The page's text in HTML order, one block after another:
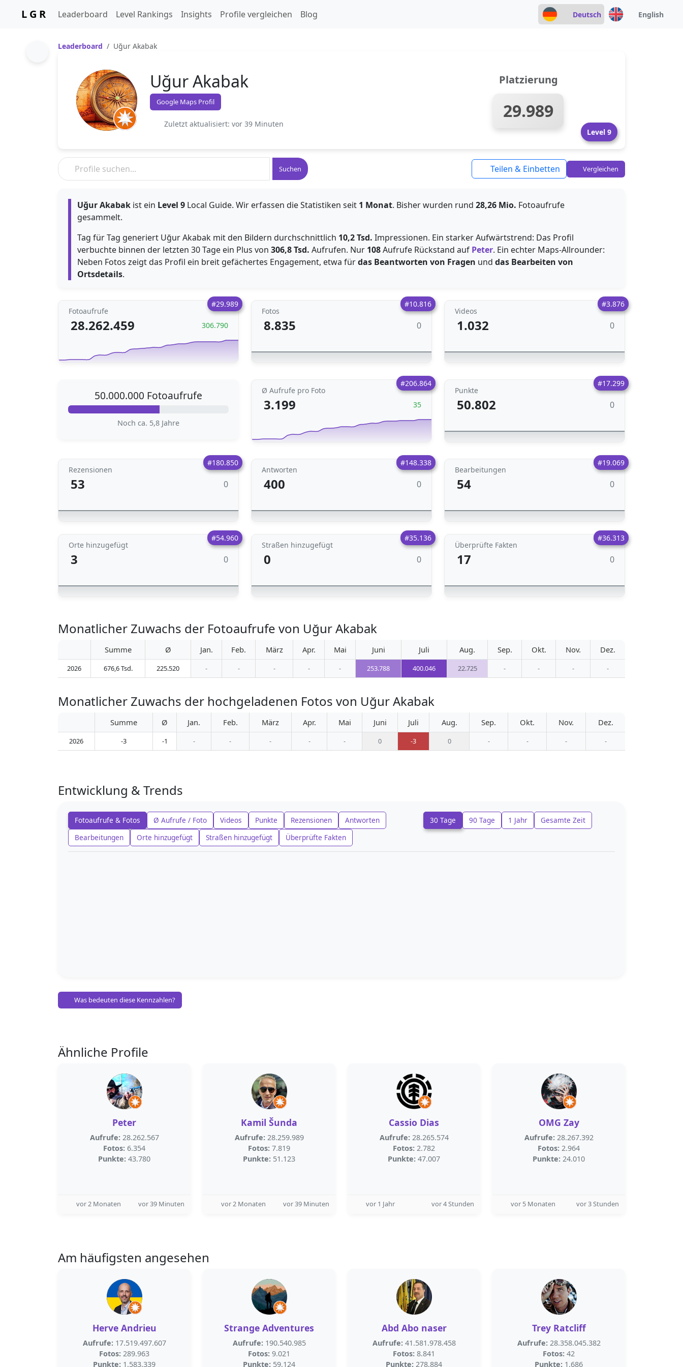
L G R Leaderboard Level Rankings Insights Profile vergleichen Blog Deutsch English
Leaderboard Uğur Akabak
Uğur Akabak
Google Maps Profil
Zuletzt aktualisiert: vor 39 Minuten
Platzierung
29.989
Level 9
Suchen Teilen & Einbetten Vergleichen
Uğur Akabak ist ein Level 9 Local Guide. Wir erfassen die Statistiken seit 1 Monat. Bisher wurden rund 28,26 Mio. Fotoaufrufe
gesammelt.
Tag für Tag generiert Uğur Akabak mit den Bildern durchschnittlich 10,2 Tsd. Impressionen. Ein starker Aufwärtstrend: Das Profil
verbuchte binnen der letzten 30 Tage ein Plus von 306,8 Tsd. Aufrufen. Nur 108Aufrufe Rückstand auf Peter. Ein echter Maps-Allrounder:
Neben Fotos zeigt das Profil ein breit gefächertes Engagement, etwa fürdas Beantworten von Fragen und das Bearbeiten von
Ortsdetails.
#29.989
Fotoaufrufe
28.262.459 306.790
#10.816
Fotos
8.835 0
#3.876
Videos
1.032 0
50.000.000 Fotoaufrufe
Noch ca. 5,8 Jahre
#206.864
Ø Aufrufe pro Foto
3.199 35
#17.299
Punkte
50.802 0
#180.850
Rezensionen
53 0
#148.338
Antworten
400 0
#19.069
Bearbeitungen
54 0
#54.960
Orte hinzugefügt
3 0
#35.136
Straßen hinzugefügt
0 0
#36.313
Überprüfte Fakten
17 0
Monatlicher Zuwachs der Fotoaufrufe von Uğur Akabak
Summe Ø Jan. Feb. März Apr. Mai Juni Juli Aug. Sep. Okt. Nov. Dez.
2026 676,6 Tsd. 225.520 - - - - - 253.788 400.046 22.725 - - - -
Monatlicher Zuwachs der hochgeladenen Fotos von Uğur Akabak
Summe Ø Jan. Feb. März Apr. Mai Juni Juli Aug. Sep. Okt. Nov. Dez.
2026 -3 -1 - - - - - 0 -3 0 - - - -
Entwicklung & Trends
Fotoaufrufe & Fotos Ø Aufrufe / Foto Videos Punkte Rezensionen
Antworten
Bearbeitungen
Orte hinzugefügt Straßen hinzugefügt Überprüfte Fakten
30 Tage 90 Tage 1 Jahr Gesamte Zeit
Was bedeuten diese Kennzahlen?
Ähnliche Profile
Peter
Aufrufe: 28.262.567
Fotos: 6.354
Punkte: 43.780
vor 2 Monaten vor 39 Minuten
Kamil Šunda
Aufrufe: 28.259.989
Fotos: 7.819
Punkte: 51.123
vor 2 Monaten vor 39 Minuten
Cassio Dias
Aufrufe: 28.265.574
Fotos: 2.782
Punkte: 47.007
vor 1 Jahr vor 4 Stunden
OMG Zay
Aufrufe: 28.267.392
Fotos: 2.964
Punkte: 24.010
vor 5 Monaten vor 3 Stunden
Am häufigsten angesehen
Herve Andrieu
Aufrufe: 17.519.497.607
Fotos: 289.963
Punkte: 1.583.339
Strange Adventures
Aufrufe: 190.540.985
Fotos: 9.021
Punkte: 59.124
Abd Abo naser
Aufrufe: 41.581.978.458
Fotos: 8.841
Punkte: 278.884
Trey Ratcliff
Aufrufe: 28.358.045.382
Fotos: 42
Punkte: 1.686